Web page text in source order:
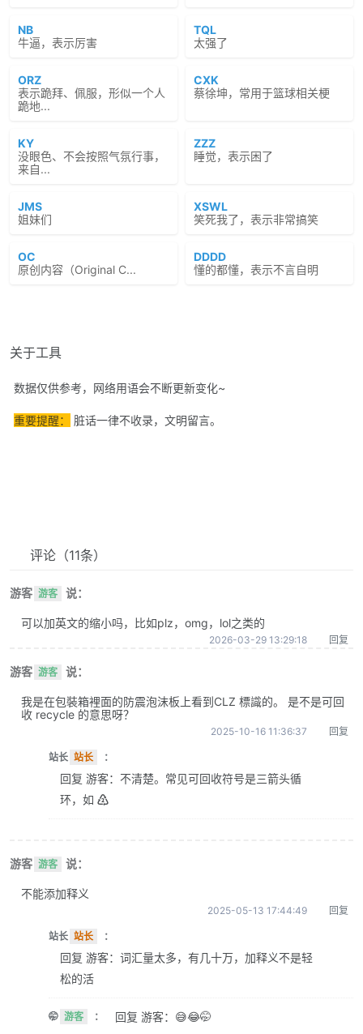
NB
牛逼，表示厉害
TQL
太强了
ORZ
表示跪拜、佩服，形似一个人
跪地...
CXK
蔡徐坤，常用于篮球相关梗
KY
没眼色、不会按照气氛行事，
来自...
ZZZ
睡觉，表示困了
JMS
姐妹们
XSWL
笑死我了，表示非常搞笑
OC
原创内容（Original C...
DDDD
懂的都懂，表示不言自明
关于工具
数据仅供参考，网络用语会不断更新变化~
重要提醒： 脏话一律不收录，文明留言。
评论 （11条）
游客 游客 说：
可以加英文的缩小吗，比如plz，omg，lol之类的
2026-03-29 13:29:18 回复
游客 游客 说：
我是在包裝箱裡面的防震泡沫板上看到CLZ 標識的。 是不是可回
收 recycle 的意思呀？
2025-10-16 11:36:37 回复
站长 站长 ：
回复 游客：不清楚。常见可回收符号是三箭头循
环，如 ♴
游客 游客 说：
不能添加释义
2025-05-13 17:44:49 回复
站长 站长 ：
回复 游客：词汇量太多，有几十万，加释义不是轻
松的活
🤭 游客 ： 回复 游客：😅😂🤭